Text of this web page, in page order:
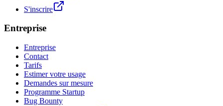
S'inscrire
Entreprise
Entreprise
Contact
Tarifs
Estimer votre usage
Demandes sur mesure
Programme Startup
Bug Bounty